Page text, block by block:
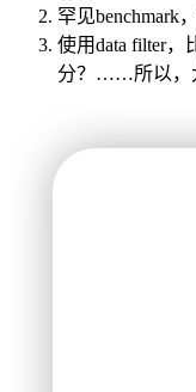
罕见benchmark
使用data filter
分？……所以，